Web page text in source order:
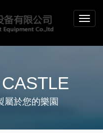
屬於您的樂園